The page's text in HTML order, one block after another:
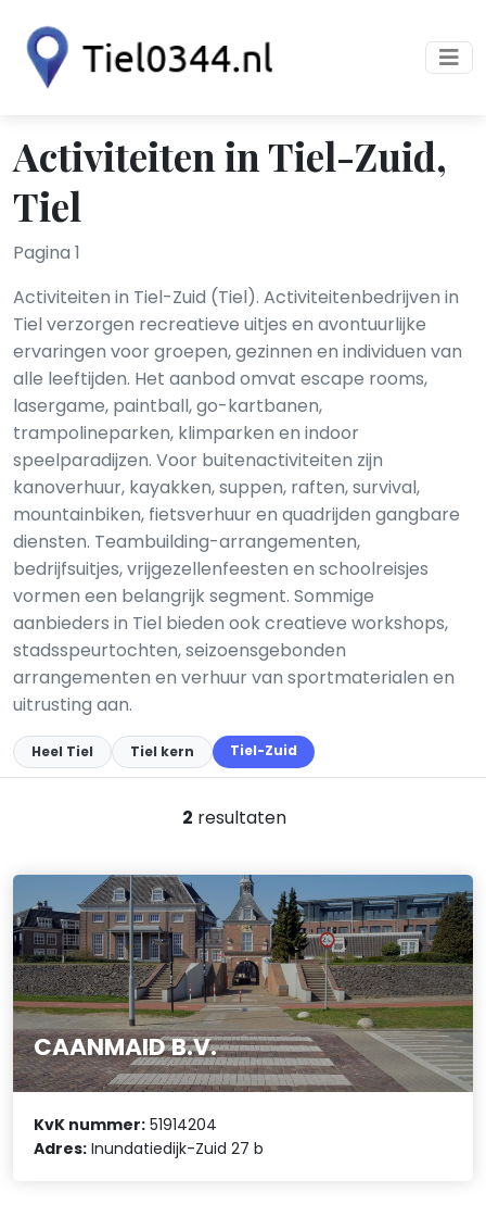
Activiteiten in Tiel-Zuid,
Tiel
Pagina 1
Activiteiten in Tiel-Zuid (Tiel). Activiteitenbedrijven in
Tiel verzorgen recreatieve uitjes en avontuurlijke
ervaringen voor groepen, gezinnen en individuen van
alle leeftijden. Het aanbod omvat escape rooms,
lasergame, paintball, go-kartbanen,
trampolineparken, klimparken en indoor
speelparadijzen. Voor buitenactiviteiten zijn
kanoverhuur, kayakken, suppen, raften, survival,
mountainbiken, fietsverhuur en quadrijden gangbare
diensten. Teambuilding-arrangementen,
bedrijfsuitjes, vrijgezellenfeesten en schoolreisjes
vormen een belangrijk segment. Sommige
aanbieders in Tiel bieden ook creatieve workshops,
stadsspeurtochten, seizoensgebonden
arrangementen en verhuur van sportmaterialen en
uitrusting aan.
Heel Tiel Tiel kern Tiel-Zuid
2 resultaten
CAANMAID B.V.
KvK nummer: 51914204
Adres: Inundatiedijk-Zuid 27 b